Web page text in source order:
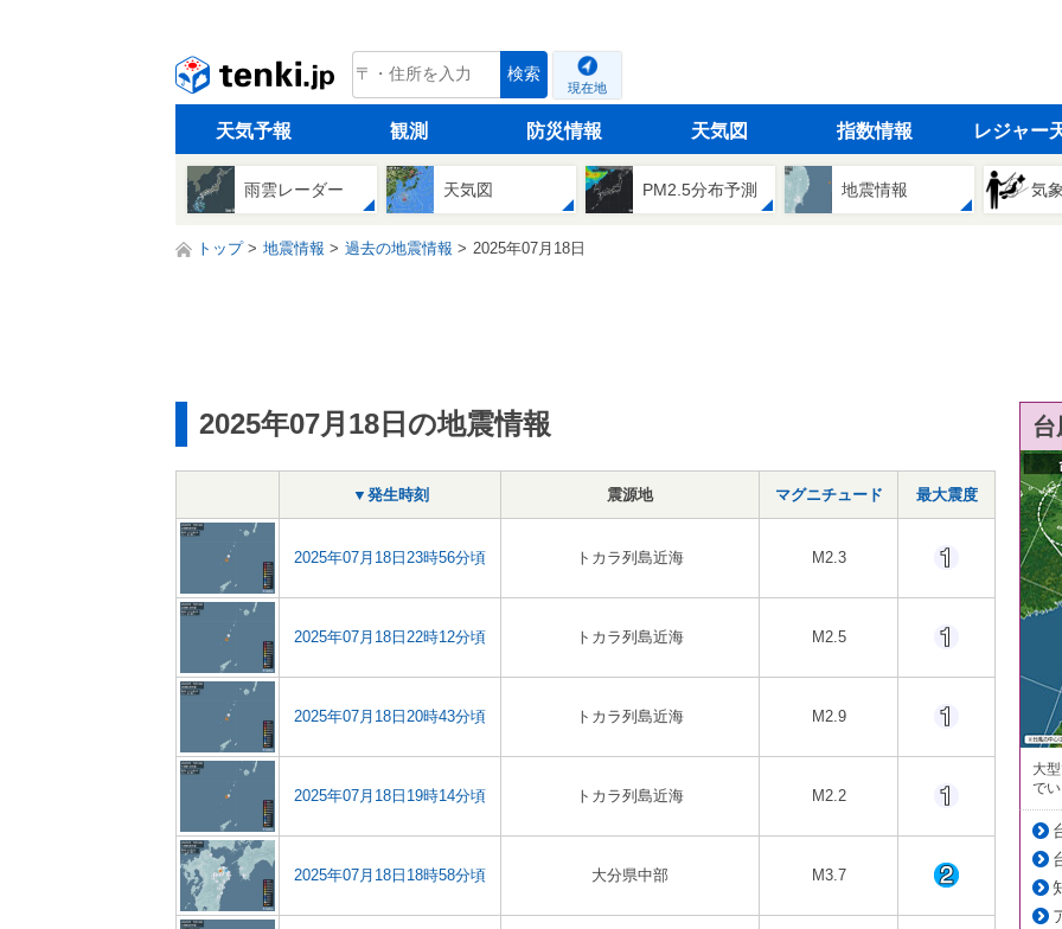
tenki.jp 検索
現在地
天気予報 観測 防災情報 天気図 指数情報 レジャー
雨雲レーダー 天気図 PM2.5分布予測 地震情報 気
トップ 地震情報 過去の地震情報 2025年07月18日
2025年07月18日の地震情報
▼発生時刻 震源地 マグニチュード 最大震度
2025年07月18日23時56分頃 トカラ列島近海 M2.3
2025年07月18日22時12分頃 トカラ列島近海 M2.5
2025年07月18日20時43分頃 トカラ列島近海 M2.9
2025年07月18日19時14分頃 トカラ列島近海 M2.2
2025年07月18日18時58分頃 大分県中部 M3.7
大
で